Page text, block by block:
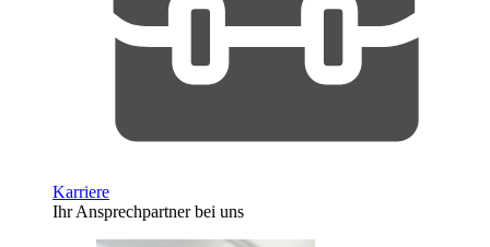
Karriere
Ihr Ansprechpartner bei uns